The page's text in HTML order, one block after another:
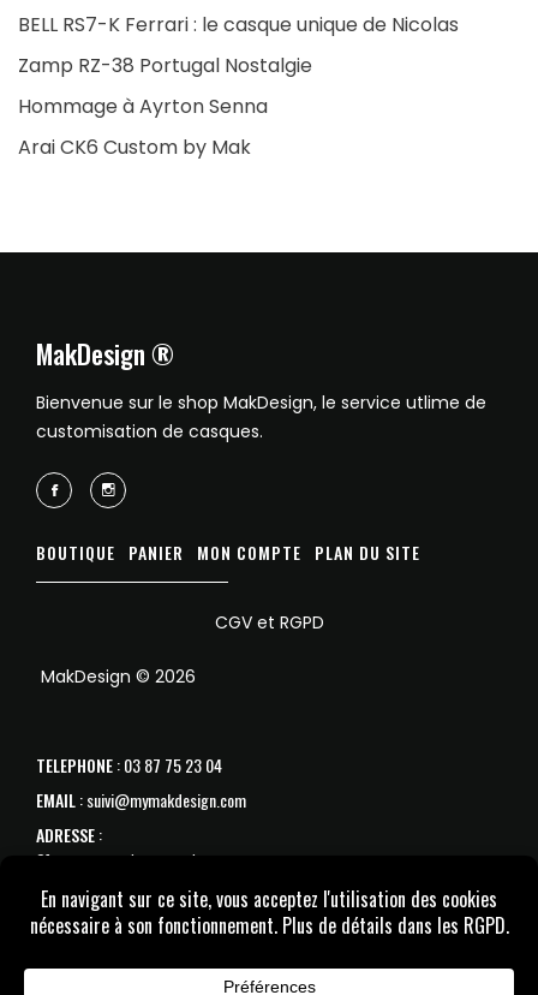
BELL RS7-K Ferrari : le casque unique de Nicolas
Zamp RZ-38 Portugal Nostalgie
Hommage à Ayrton Senna
Arai CK6 Custom by Mak
MakDesign ®
Bienvenue sur le shop MakDesign, le service utlime de
customisation de casques.
BOUTIQUE PANIER MON COMPTE PLAN DU SITE
CGV et RGPD
MakDesign © 2026
TELEPHONE: 03 87 75 23 04
EMAIL: suivi@mymakdesign.com
ADRESSE:
31 avenue de Strasbourg
57070 Metz
SAV :